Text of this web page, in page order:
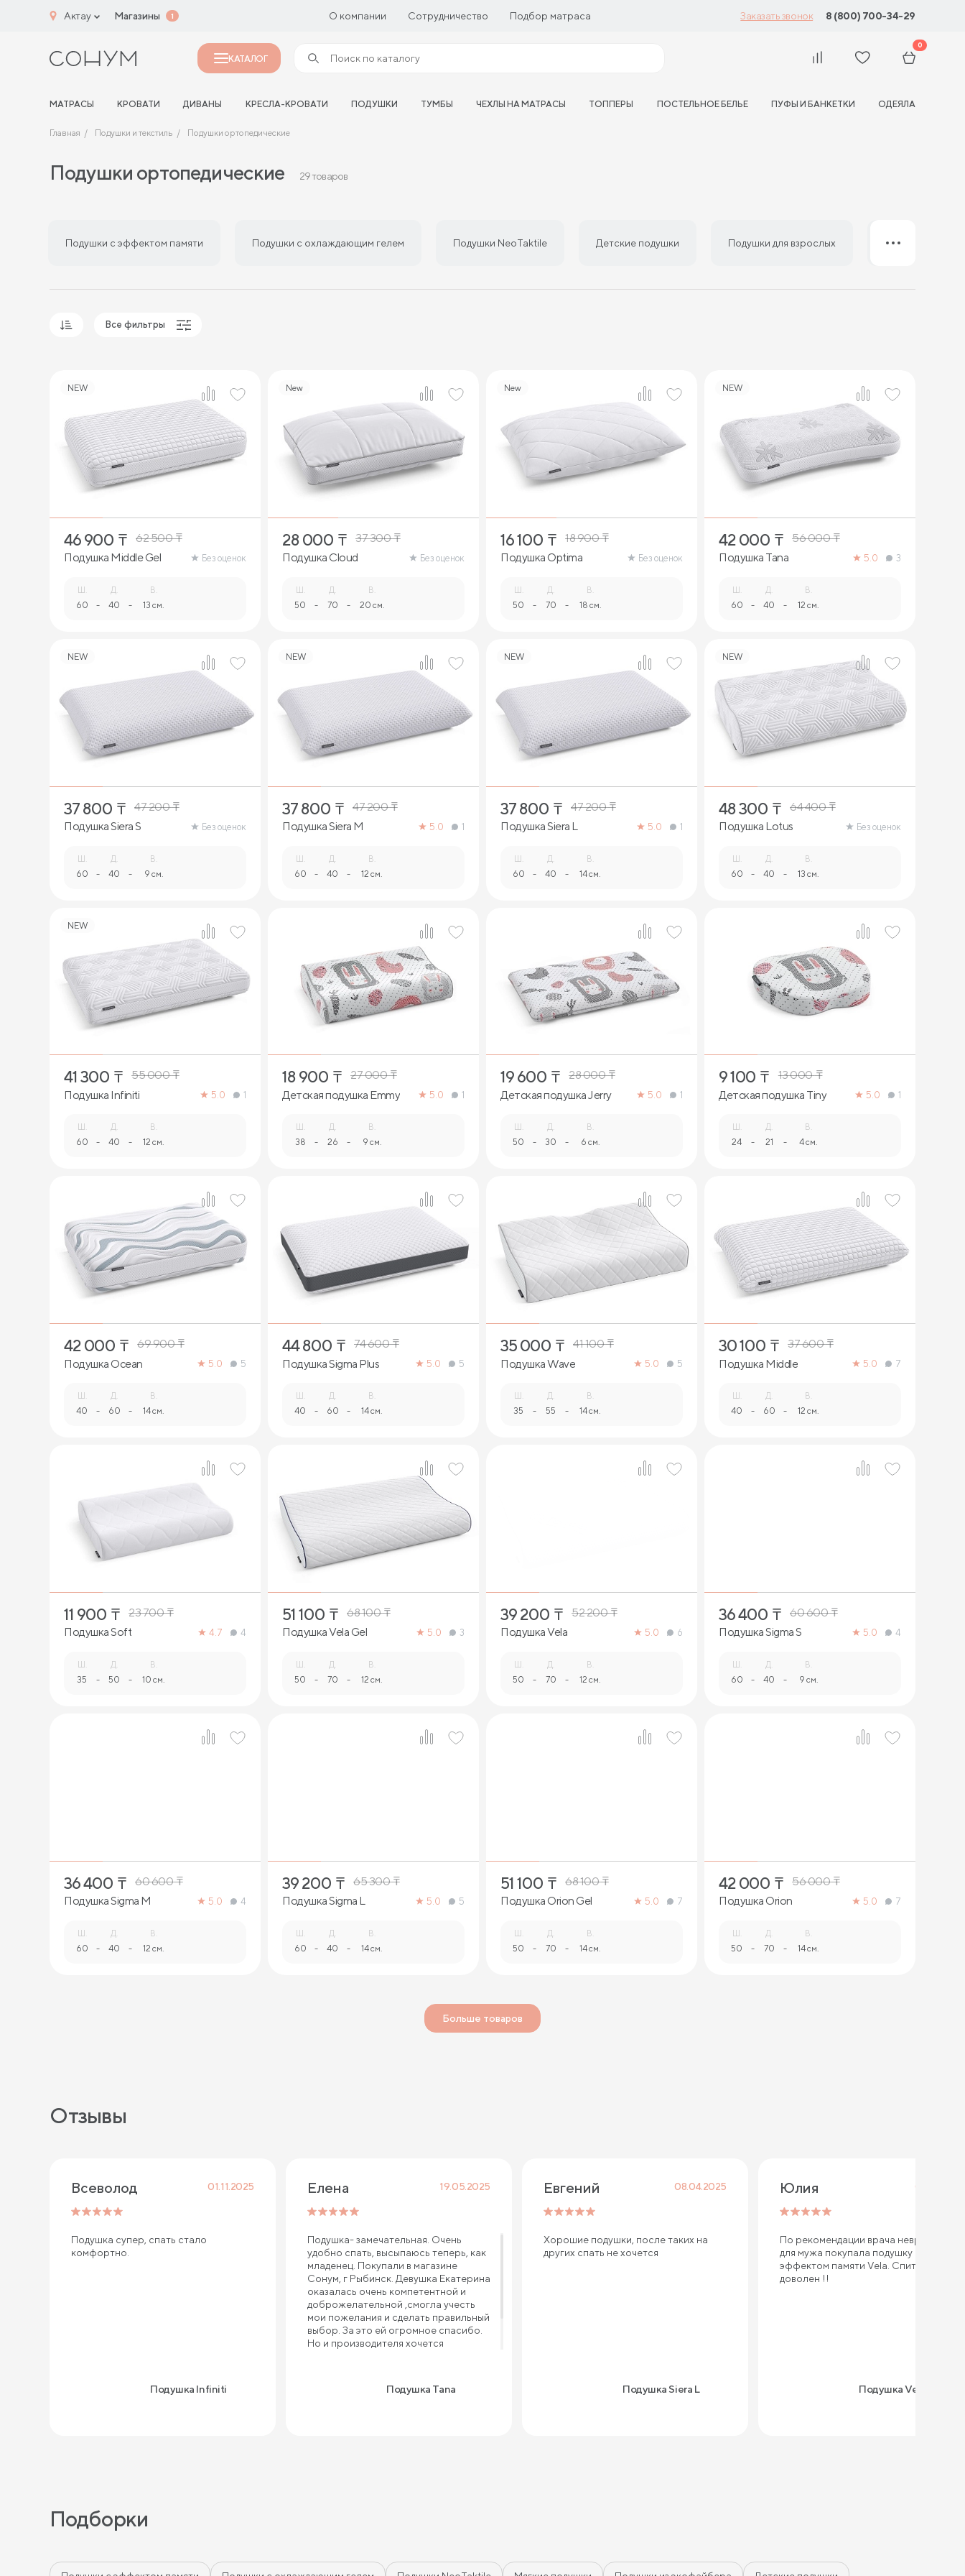
Актау Магазины 1 О компании Сотрудничество Подбор матраса Заказать звонок 8 (800) 700-34-29
КАТАЛОГ
0
МАТРАСЫ КРОВАТИ ДИВАНЫ КРЕСЛА-КРОВАТИ ПОДУШКИ ТУМБЫ ЧЕХЛЫ НА МАТРАСЫ ТОППЕРЫ ПОСТЕЛЬНОЕ БЕЛЬЕ ПУФЫ И БАНКЕТКИ ОДЕЯЛА
Главная Подушки и текстиль Подушки ортопедические
Подушки ортопедические 29 товаров
Подушки с эффектом памяти Подушки с охлаждающим гелем Подушки NeoTaktile Детские подушки Подушки для взрослых Подушки 50 на
Сначала дорогие
Все фильтры
NEW
1
46 900 ₸ 62 500₸
Подушка Middle Gel
Без оценок
Ш.
60 -
Д.
40 -
В.
13 см.
New
28 000 ₸ 37 300₸
Подушка Cloud
Без оценок
Ш.
50 -
Д.
70 -
В.
20 см.
New
16 100 ₸ 18 900₸
Подушка Optima
Без оценок
Ш.
50 -
Д.
70 -
В.
18 см.
NEW
2
42 000 ₸ 56 000₸
Подушка Tana
5.0 3
Ш.
60 -
Д.
40 -
В.
12 см.
NEW
1
37 800 ₸ 47 200₸
Подушка Siera S
Без оценок
Ш.
60 -
Д.
40 -
В.
9 см.
NEW
1
37 800 ₸ 47 200₸
Подушка Siera M
5.0 1
Ш.
60 -
Д.
40 -
В.
12 см.
NEW
1
37 800 ₸ 47 200₸
Подушка Siera L
5.0 1
Ш.
60 -
Д.
40 -
В.
14 см.
NEW
2
48 300 ₸ 64 400₸
Подушка Lotus
Без оценок
Ш.
60 -
Д.
40 -
В.
13 см.
NEW
1
41 300 ₸ 55 000₸
Подушка Infiniti
5.0 1
60 -
Д.
40 -
В.
12 см.
1
18 900 ₸ 27 000₸
Детская подушка Emmy
5.0 1
38 -
Д.
26 -
В.
9 см.
1
19 600 ₸ 28 000₸
Детская подушка Jerry
5.0 1
50 -
Д.
30 -
В.
6 см.
1
9 100 ₸ 13 000₸
Детская подушка Tiny
5.0 1
24 -
Д.
21 -
В.
4 см.
1
42 000 ₸ 69 900₸
Подушка Ocean
5.0 5
40 -
Д.
60 -
В.
14 см.
1
44 800 ₸ 74 600₸
Подушка Sigma Plus
5.0 5
40 -
Д.
60 -
В.
14 см.
35 000 ₸ 41 100₸
Подушка Wave
5.0 5
35 -
Д.
55 -
В.
14 см.
1
30 100 ₸ 37 600₸
Подушка Middle
5.0 7
40 -
Д.
60 -
В.
12 см.
11 900 ₸ 23 700₸
Подушка Soft
4.7 4
Ш.
35 -
Д.
50 -
В.
10 см.
1
51 100 ₸ 68 100₸
Подушка Vela Gel
5.0 3
Ш.
50 -
Д.
70 -
В.
12 см.
39 200 ₸ 52 200₸
Подушка Vela
5.0 6
Ш.
50 -
Д.
70 -
В.
12 см.
36 400 ₸ 60 600₸
Подушка Sigma S
5.0 4
Ш.
60 -
Д.
40 -
В.
9 см.
36 400 ₸ 60 600₸
Подушка Sigma M
5.0 4
Ш.
60 -
Д.
40 -
В.
12 см.
39 200 ₸ 65 300₸
Подушка Sigma L
5.0 5
Ш.
60 -
Д.
40 -
В.
14 см.
51 100 ₸ 68 100₸
Подушка Orion Gel
5.0 7
Ш.
50 -
Д.
70 -
В.
14 см.
42 000 ₸ 56 000₸
Подушка Orion
5.0 7
Ш.
50 -
Д.
70 -
В.
14 см.
Больше товаров
Отзывы
Всеволод 01.11.2025
Подушка супер, спать стало
комфортно.
Подушка Infiniti
Елена 19.05.2025
Подушка- замечательная. Очень
удобно спать, высыпаюсь теперь, как
младенец. Покупали в магазине
Сонум, г Рыбинск. Девушка Екатерина
оказалась очень компетентной и
доброжелательной ,смогла учесть
мои пожелания и сделать правильный
выбор. За это ей огромное спасибо.
Но и производителя хочется
Подушка Tana
Евгений 08.04.2025
Хорошие подушки, после таких на
других спать не хочется
Подушка Siera L
Юлия 07.12.2024
По рекомендации врача невролога
для мужа покупала подушку с
эффектом памяти Vela. Спит уже год -
доволен !!
Подушка Vela
Подборки